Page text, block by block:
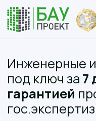
2025
под ключ за
гарантией
гос.экспертизы!
Работаем по всей России.
Офисы в Москве,